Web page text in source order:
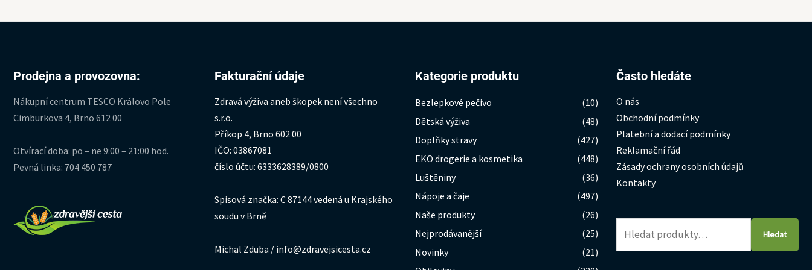
Prodejna a provozovna:
Nákupní centrum TESCO Královo Pole
Cimburkova 4, Brno 612 00
Otvírací doba: po – ne 9:00 – 21:00 hod.
Pevná linka: 704 450 787
Fakturační údaje
Zdravá výživa aneb škopek není všechno
s.r.o.
Příkop 4, Brno 602 00
IČO: 03867081
číslo účtu: 6333628389/0800
Spisová značka: C 87144 vedená u Krajského
soudu v Brně
Michal Zduba / info@zdravejsicesta.cz
Kategorie produktu
Bezlepkové pečivo
(10)
Dětská výživa
(48)
Doplňky stravy
(427)
EKO drogerie a kosmetika
(448)
Luštěniny
(36)
Nápoje a čaje
(497)
Naše produkty
(26)
Nejprodávanější
(25)
Novinky
(21)
Často hledáte
O nás
Obchodní podmínky
Platební a dodací podmínky
Reklamační řád
Zásady ochrany osobních údajů
Kontakty
Hledat:
Hledat